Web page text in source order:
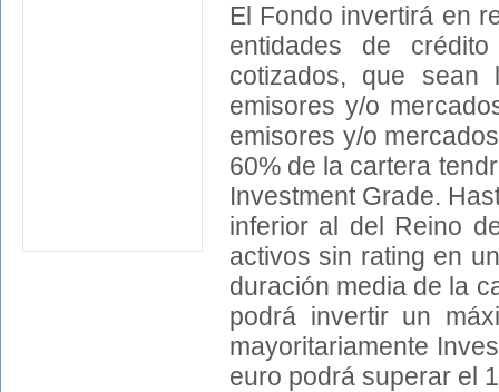
El Fondo invertirá en
entidades de
cotizados, que sean
emisores y/o
emisores y/o
60% de la cartera
Investment Grade.
inferior al del Reino
activos sin rating en
duración media de la
podrá invertir un
mayoritariamente
euro podrá superar el